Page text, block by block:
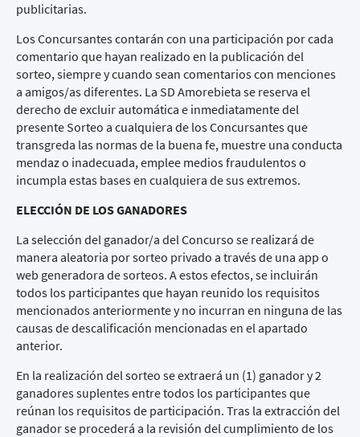
publicitarias.
Los Concursantes contarán con una participación por cada
comentario que hayan realizado en la publicación del
sorteo, siempre y cuando sean comentarios con menciones
a amigos/as diferentes. La SD Amorebieta se reserva el
derecho de excluir automática e inmediatamente del
presente Sorteo a cualquiera de los Concursantes que
transgreda las normas de la buena fe, muestre una conducta
mendaz o inadecuada, emplee medios fraudulentos o
incumpla estas bases en cualquiera de sus extremos.
ELECCIÓN DE LOS GANADORES
La selección del ganador/a del Concurso se realizará de
manera aleatoria por sorteo privado a través de una app o
web generadora de sorteos. A estos efectos, se incluirán
todos los participantes que hayan reunido los requisitos
mencionados anteriormente y no incurran en ninguna de las
causas de descalificación mencionadas en el apartado
anterior.
En la realización del sorteo se extraerá un (1) ganador y 2
ganadores suplentes entre todos los participantes que
reúnan los requisitos de participación. Tras la extracción del
ganador se procederá a la revisión del cumplimiento de los